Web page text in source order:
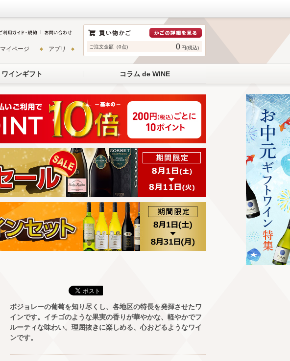
ご注文金額（0点) 0 円(税込)
マイページ アプリ
ワインギフト コラム de WINE
ボジョレーの葡萄を知り尽くし、各地区の特長を発揮させたワ
インです。イチゴのような果実の香りが華やかな、軽やかでフ
ルーティな味わい。理屈抜きに楽しめる、心おどるようなワイ
ンです。